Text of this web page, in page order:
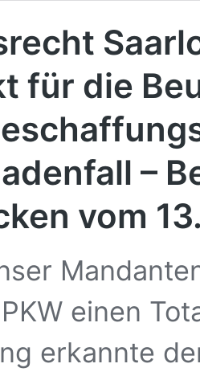
für die
–
vom
einen
erkannte